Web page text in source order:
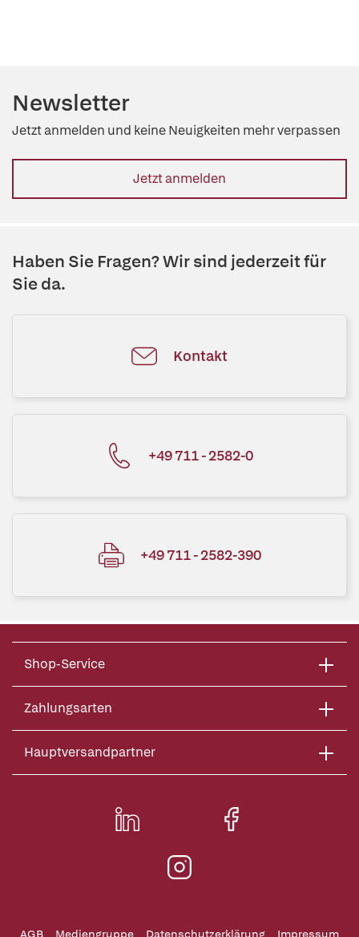
Newsletter
Jetzt anmelden und keine Neuigkeiten mehr verpassen
Jetzt anmelden
Haben Sie Fragen? Wir sind jederzeit für
Sie da.
Kontakt
+49 711 - 2582-0
+49 711 - 2582-390
Shop-Service
Zahlungsarten
Hauptversandpartner
AGB Mediengruppe Datenschutzerklärung Impressum